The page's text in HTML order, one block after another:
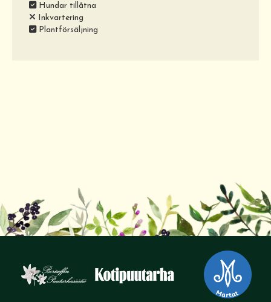
Hundar tillåtna
Inkvartering
Plantförsäljning